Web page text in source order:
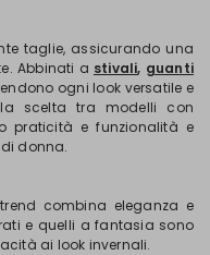
taglie, assicurando una
Abbinati a stivali, guanti
ogni look versatile e
scelta tra modelli con
praticità e funzionalità e
donna.
combina eleganza e
e quelli a fantasia sono
ai look invernali.